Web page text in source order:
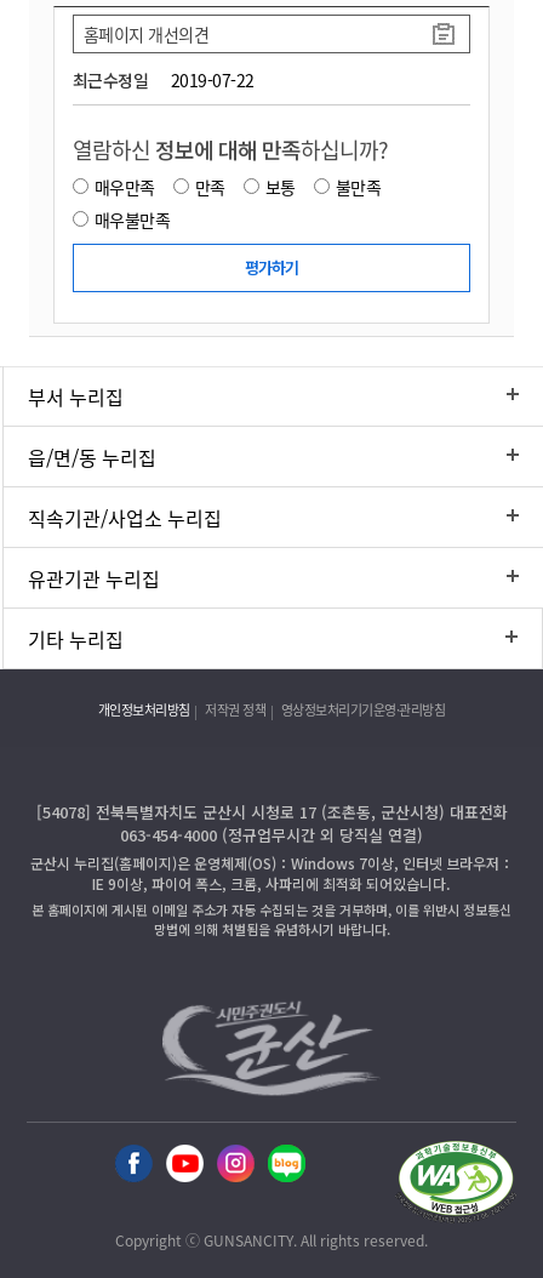
최근수정일 2019-07-22
홈페이지 개선의견
열람하신 정보에 대해 만족하십니까?
매우만족 만족 보통
불만족
매우불만족
부서 누리집
읍/면/동 누리집
직속기관/사업소 누리집
유관기관 누리집
기타 누리집
개인정보처리방침 저작권 정책 영상정보처리기기운영·관리방침
[54078] 전북특별자치도 군산시 시청로 17 (조촌동, 군산시청) 대표전화
063-454-4000 (정규업무시간 외 당직실 연결)
군산시 누리집(홈페이지)은 운영체제(OS)：Windows 7이상, 인터넷 브라우저：
IE 9이상, 파이어 폭스, 크롬, 사파리에 최적화 되어있습니다.
본 홈페이지에 게시된 이메일 주소가 자동 수집되는 것을 거부하며, 이를 위반시 정보통신
망법에 의해 처벌됨을 유념하시기 바랍니다.
Copyright ⓒ GUNSANCITY. All rights reserved.